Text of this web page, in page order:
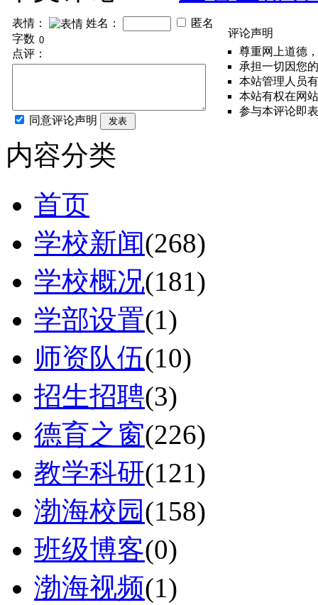
表情： 姓名：
匿名
字数
点评：
同意评论声明 发表
评论声明
尊重网上道德
承担一切因您
本站管理人员
本站有权在网
参与本评论即
内容分类
首页
学校新闻(268)
学校概况(181)
学部设置(1)
师资队伍(10)
招生招聘(3)
德育之窗(226)
教学科研(121)
渤海校园(158)
班级博客(0)
渤海视频(1)